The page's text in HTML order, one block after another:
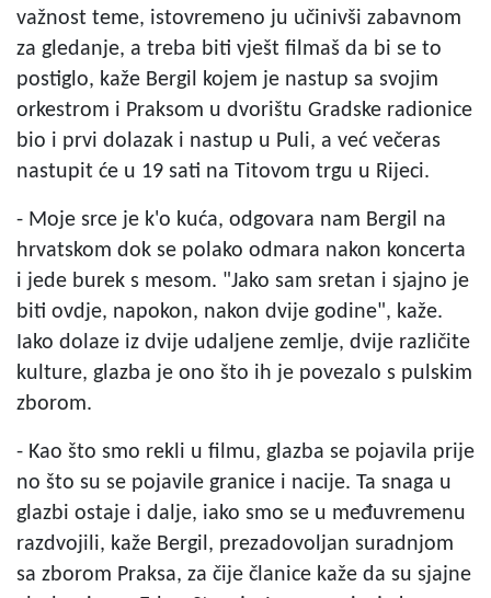
važnost teme, istovremeno ju učinivši zabavnom
za gledanje, a treba biti vješt filmaš da bi se to
postiglo, kaže Bergil kojem je nastup sa svojim
orkestrom i Praksom u dvorištu Gradske radionice
bio i prvi dolazak i nastup u Puli, a već večeras
nastupit će u 19 sati na Titovom trgu u Rijeci.
- Moje srce je k'o kuća, odgovara nam Bergil na
hrvatskom dok se polako odmara nakon koncerta
i jede burek s mesom. "Jako sam sretan i sjajno je
biti ovdje, napokon, nakon dvije godine", kaže.
Iako dolaze iz dvije udaljene zemlje, dvije različite
kulture, glazba je ono što ih je povezalo s pulskim
zborom.
- Kao što smo rekli u filmu, glazba se pojavila prije
no što su se pojavile granice i nacije. Ta snaga u
glazbi ostaje i dalje, iako smo se u međuvremenu
razdvojili, kaže Bergil, prezadovoljan suradnjom
sa zborom Praksa, za čije članice kaže da su sjajne